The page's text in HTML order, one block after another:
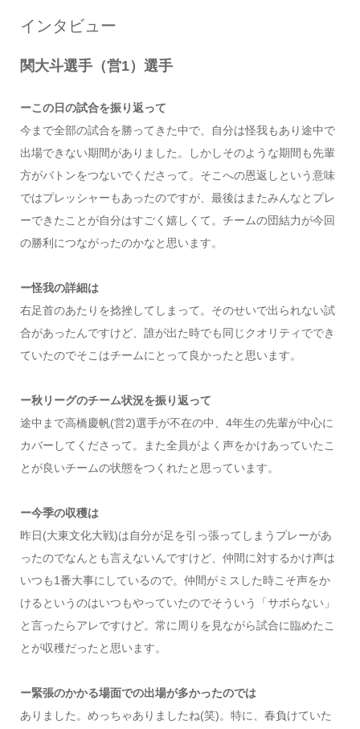
インタビュー
関大斗選手（営1）選手
ーこの日の試合を振り返って
今まで全部の試合を勝ってきた中で、自分は怪我もあり途中で
出場できない期間がありました。しかしそのような期間も先輩
方がバトンをつないでくださって。そこへの恩返しという意味
ではプレッシャーもあったのですが、最後はまたみんなとプレ
ーできたことが自分はすごく嬉しくて。チームの団結力が今回
の勝利につながったのかなと思います。
ー怪我の詳細は
右足首のあたりを捻挫してしまって。そのせいで出られない試
合があったんですけど、誰が出た時でも同じクオリティででき
ていたのでそこはチームにとって良かったと思います。
ー秋リーグのチーム状況を振り返って
途中まで高橋慶帆(営2)選手が不在の中、4年生の先輩が中心に
カバーしてくださって。また全員がよく声をかけあっていたこ
とが良いチームの状態をつくれたと思っています。
ー今季の収穫は
昨日(大東文化大戦)は自分が足を引っ張ってしまうプレーがあ
ったのでなんとも言えないんですけど、仲間に対するかけ声は
いつも1番大事にしているので。仲間がミスした時こそ声をか
けるというのはいつもやっていたのでそういう「サボらない」
と言ったらアレですけど。常に周りを見ながら試合に臨めたこ
とが収穫だったと思います。
ー緊張のかかる場面での出場が多かったのでは
ありました。めっちゃありましたね(笑)。特に、春負けていた